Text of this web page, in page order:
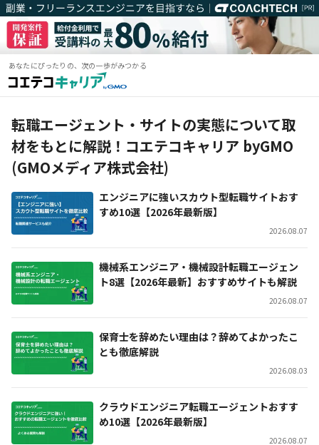
あなたにぴったりの、次の一歩がみつかる
転職エージェント・サイトの実態について取
材をもとに解説！コエテコキャリア byGMO
(GMOメディア株式会社)
エンジニアに強いスカウト型転職サイトおす
すめ10選【2026年最新版】
2026.08.07
機械系エンジニア・機械設計転職エージェン
ト8選【2026年最新】おすすめサイトも解説
2026.08.07
保育士を辞めたい理由は？辞めてよかったこ
とも徹底解説
2026.08.03
クラウドエンジニア転職エージェントおすす
め10選【2026年最新版】
2026.08.07